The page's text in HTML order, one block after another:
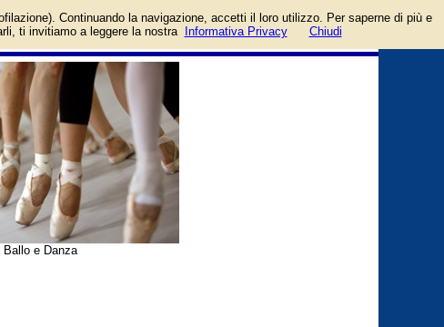
guida
Ballo e Danza
Continuando la navigazione, accetti il loro utilizzo. Per saperne di più e
ti invitiamo a leggere la nostra
Informativa Privacy Chiudi